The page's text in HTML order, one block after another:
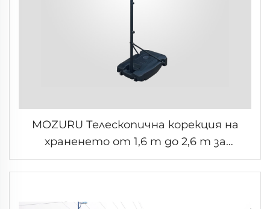
MOZURU Телескопична корекция на
храненето от 1,6 m до 2,6 m за
възрастен баскетболен стенд